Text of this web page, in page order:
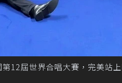
12屆世界合唱大賽，完美站